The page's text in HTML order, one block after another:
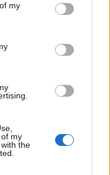
my
my
the
διαδικασίες και
της παρ.
έχει λάβει την
1η Σεπτεμβρίου
κύκλου
αυτής,
των παρ. 1